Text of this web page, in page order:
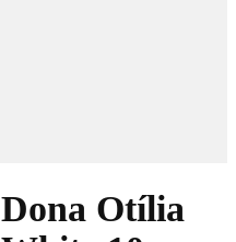
Dona Otília